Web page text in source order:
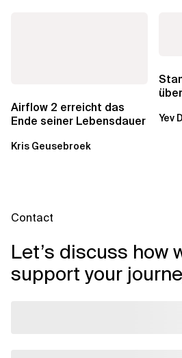
Airflow 2 erreicht das
Ende seiner Lebensdauer
Kris Geusebroek
Yev
Contact
Let’s discuss how
support your